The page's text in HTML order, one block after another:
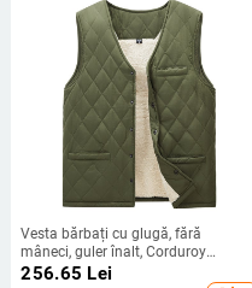
Vesta bărbați cu glugă, fără
mâneci, guler înalt, Corduroy
exterior, lâna ca material principal,
256.65 Lei